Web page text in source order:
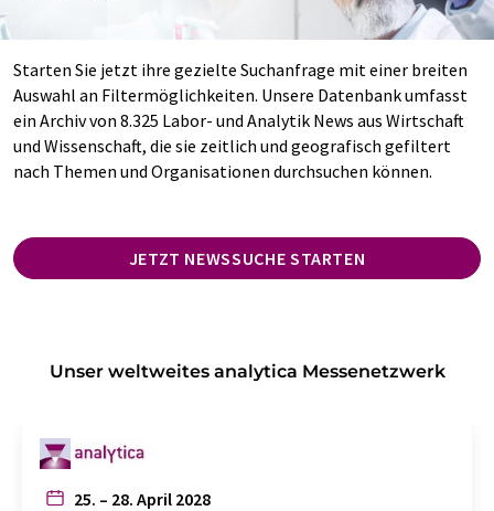
Starten Sie jetzt ihre gezielte Suchanfrage mit einer breiten
Auswahl an Filtermöglichkeiten. Unsere Datenbank umfasst
ein Archiv von 8.325 Labor- und Analytik News aus Wirtschaft
und Wissenschaft, die sie zeitlich und geografisch gefiltert
nach Themen und Organisationen durchsuchen können.
JETZT NEWSSUCHE STARTEN
Unser weltweites analytica Messenetzwerk
25. – 28. April 2028